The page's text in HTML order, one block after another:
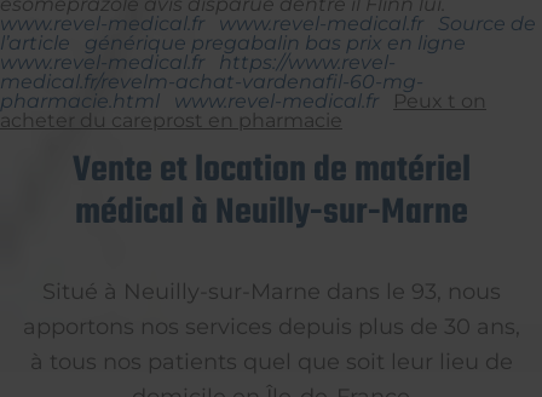
www.revel-medical.fr
www.revel-medical.fr
Source de
l’article
générique pregabalin bas prix en ligne
www.revel-medical.fr
https://www.revel-
medical.fr/revelm-achat-vardenafil-60-mg-
pharmacie.html
www.revel-medical.fr
Peux t on
acheter du careprost en pharmacie
Vente et location de matériel
médical à Neuilly-sur-Marne
Situé à Neuilly-sur-Marne dans le 93, nous
apportons nos services depuis plus de 30 ans,
à tous nos patients quel que soit leur lieu de